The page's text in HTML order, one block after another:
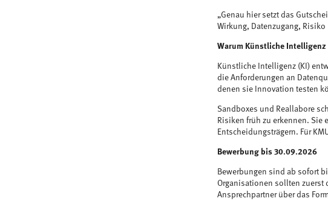
„Genau hier setzt das
Wirkung, Datenzugang,
Warum Künstliche
Künstliche Intelligenz (KI)
die Anforderungen an
denen sie Innovation testen
Sandboxes und Reallabore
Risiken früh zu erkennen. Sie
Entscheidungsträgern. Für
Bewerbung bis 30.09.2026
Bewerbungen sind ab sofort
Organisationen sollten zuerst
Ansprechpartner über das